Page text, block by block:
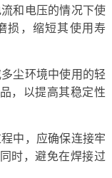
和电压的情况下使
损，缩短其使用寿
尘环境中使用的轻
，以提高其稳定性
中，应确保连接牢
时，避免在焊接过